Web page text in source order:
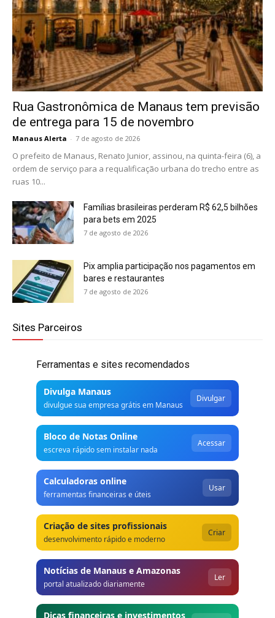
Rua Gastronômica de Manaus tem previsão
de entrega para 15 de novembro
Manaus Alerta - 7 de agosto de 2026
O prefeito de Manaus, Renato Junior, assinou, na quinta-feira (6), a
ordem de serviço para a requalificação urbana do trecho entre as
ruas 10...
Famílias brasileiras perderam R$ 62,5 bilhões
para bets em 2025
7 de agosto de 2026
Pix amplia participação nos pagamentos em
bares e restaurantes
7 de agosto de 2026
Sites Parceiros
Ferramentas e sites recomendados
Divulga Manaus
divulgue sua empresa grátis em Manaus
Divulgar
Bloco de Notas Online
escreva rápido sem instalar nada
Acessar
Calculadoras online
ferramentas financeiras e úteis
Usar
Criação de sites profissionais
desenvolvimento rápido e moderno
Criar
Notícias de Manaus e Amazonas
portal atualizado diariamente
Ler
Dicas financeiras e investimentos